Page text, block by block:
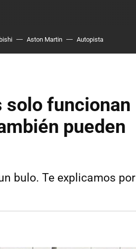
Aston Martin Autopista
solo funcionan
pueden
bulo. Te explicamos por